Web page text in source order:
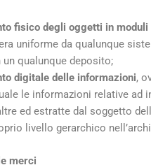
fisico degli oggetti in
uniforme da qualunque
qualunque deposito;
digitale delle informazioni,
le informazioni relative ad
ed estratte dal soggetto
livello gerarchico
merci